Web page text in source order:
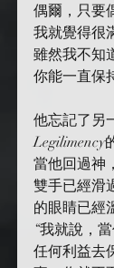
偶爾，只要
我就覺得很
雖然我不知
你能一直保
他忘記了另
Legilimency
當他回過神
雙手已經滑
的眼睛已經
“我就說，
任何利益去